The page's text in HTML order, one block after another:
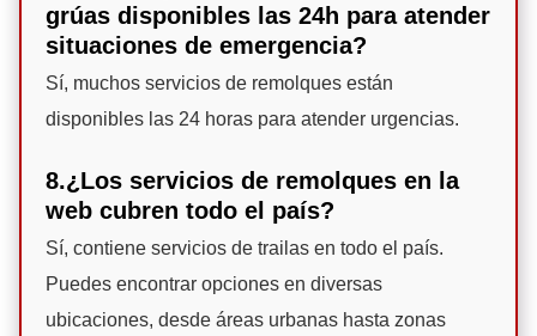
grúas disponibles las 24h para atender
situaciones de emergencia?
Sí, muchos servicios de remolques están
disponibles las 24 horas para atender urgencias.
8.¿Los servicios de remolques en la
web cubren todo el país?
Sí, contiene servicios de trailas en todo el país.
Puedes encontrar opciones en diversas
ubicaciones, desde áreas urbanas hasta zonas